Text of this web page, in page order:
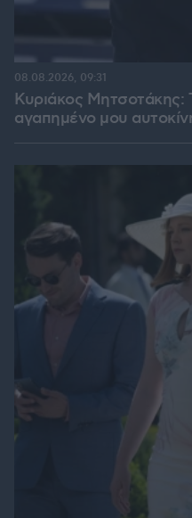
Κυριάκος Μητσοτάκης:
αγαπημένο μου
08.08.2026, 09:31